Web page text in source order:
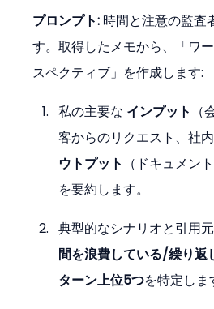
プロンプト: 時間と注意の監査
す。取得したメモから、「ワ
スペクティブ」を作成します:
私の主要な インプット
客からのリクエスト、社
ウトプット （ドキュメン
を要約します。
典型的なシナリオと引用
間を浪費している/繰り返
ターン上位5つを特定しま